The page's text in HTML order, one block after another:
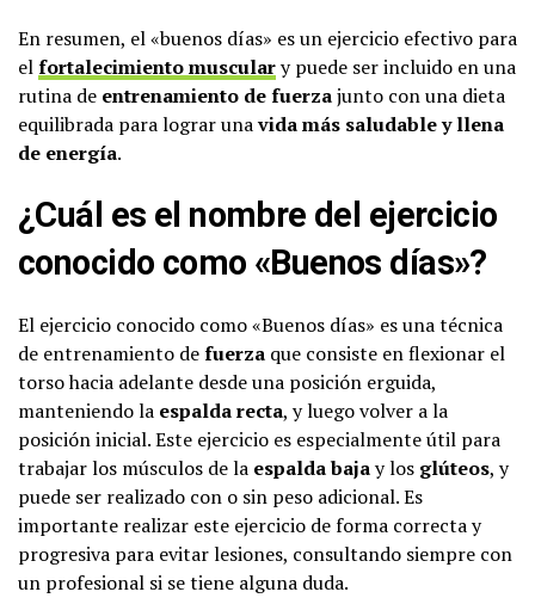
En resumen, el «buenos días» es un ejercicio efectivo para
elfortalecimiento musculary puede ser incluido en una
rutina de entrenamiento de fuerzajunto con una dieta
equilibrada para lograr unavida más saludable y llena
de energía.
¿Cuál es el nombre del ejercicio
conocido como «Buenos días»?
El ejercicio conocido como «Buenos días» es una técnica
de entrenamiento defuerza que consiste en flexionar el
torso hacia adelante desde una posición erguida,
manteniendo la espalda recta, y luego volver a la
posición inicial. Este ejercicio es especialmente útil para
trabajar los músculos de la espalda bajay los glúteos, y
puede ser realizado con o sin peso adicional. Es
importante realizar este ejercicio de forma correcta y
progresiva para evitar lesiones, consultando siempre con
un profesional si se tiene alguna duda.